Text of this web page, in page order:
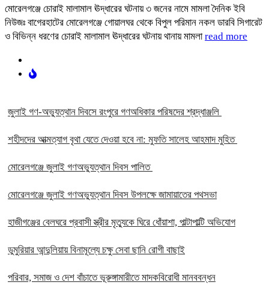
মোরেলগঞ্জে চোরাই মালামাল ঊদ্ধারের ঘটনায় ৩ জনের নামে মামলা দৈনিক ইবি
নিউজঃ বাগেরহাটের মোরেলগঞ্জে গোয়ালঘর থেকে বিপুল পরিমান নকল ডারবি সিগারেট
ও বিভিন্ন ধরণের চোরাই মালামাল ঊদ্ধারের ঘটনায় থানায় মামলাread more
‎জুলাই গণ-অভ্যুত্থান দিবসে রংপুরে গণঅধিকার পরিষদের শ্রদ্ধাঞ্জলি ‎
‎শহীদদের আত্মত্যাগ বৃথা যেতে দেওয়া হবে না: মুফতি সালেহ আহমাদ মুহিত ‎
মোরেলগঞ্জে জুলাই গণঅভ্যুত্থান দিবস পালিত
মোরেলগঞ্জে জুলাই গণঅভ্যুত্থান দিবস উপলক্ষে জামায়াতের পথসভা
হাজীগঞ্জের বেলঘরে প্রবাসী স্ত্রীর মৃত্যুকে ঘিরে ধোঁয়াশা, পাল্টাপাল্টি অভিযোগ
ডুমুরিয়ার আন্দুলিয়ায় বিনামূল্যে চক্ষু সেবা ছানি রোগী বাছাই
পরিবার, সমাজ ও দেশ বাঁচাতে ভূরুঙ্গামারীতে মাদকবিরোধী মানববন্ধন